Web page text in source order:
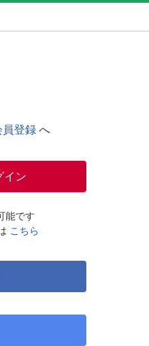
員登録 へ
イン
能です
こちら